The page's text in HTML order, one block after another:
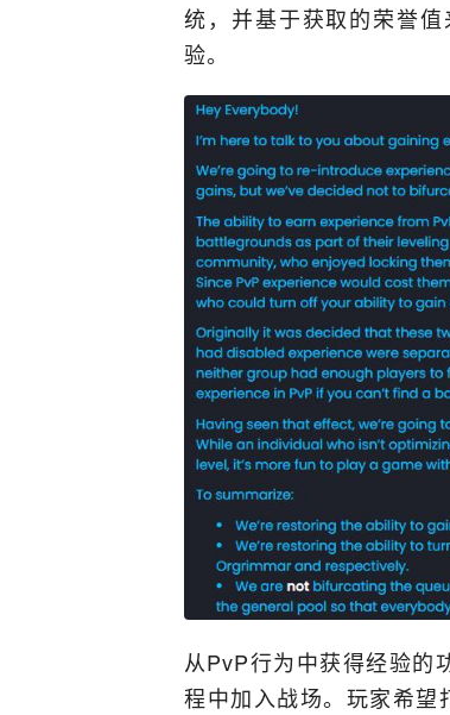
统，并基于获取的荣誉
验。
从PvP行为中获得经验的
程中加入战场。玩家希望